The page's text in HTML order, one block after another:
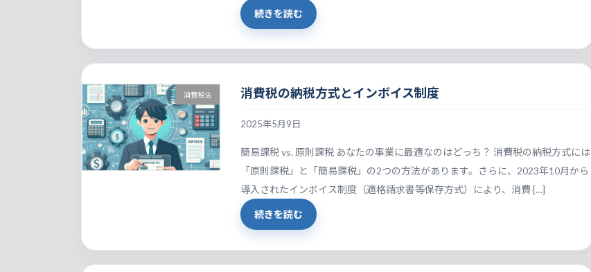
続きを読む
消費税法 消費税の納税方式とインボイス制度
2025年5月9日
簡易課税 vs. 原則課税 あなたの事業に最適なのはどっち？ 消費税の納税方式には
「原則課税」と「簡易課税」の2つの方法があります。さらに、2023年10月から
導入されたインボイス制度（適格請求書等保存方式）により、消費 […]
続きを読む